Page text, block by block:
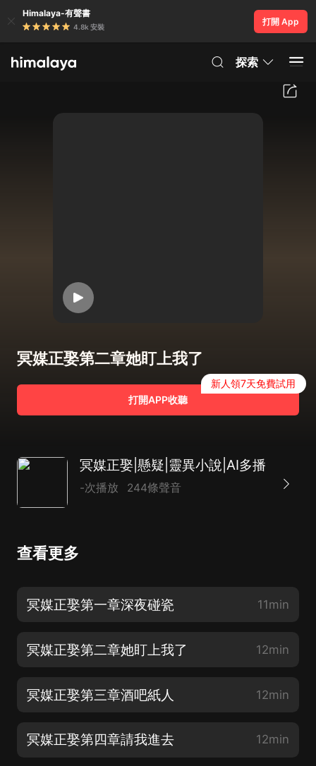
Himalaya-有聲書
4.8k 安裝
打開 App
探索
冥媒正娶第二章她盯上我了
打開APP收聽
新人領7天免費試用
冥媒正娶|懸疑|靈異小說|AI多播
-次播放 244條聲音
查看更多
冥媒正娶第一章深夜碰瓷 11min
冥媒正娶第二章她盯上我了 12min
冥媒正娶第三章酒吧紙人 12min
冥媒正娶第四章請我進去 12min